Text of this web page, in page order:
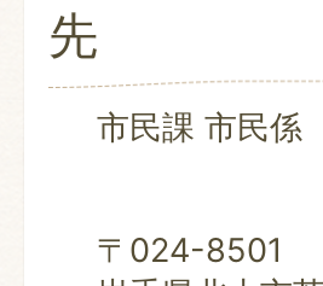
先
市民課 市民係
〒024-8501